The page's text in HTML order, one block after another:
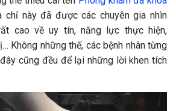
chỉ này đã được các chuyên gia nhìn
cao về uy tín, năng lực thực hiện,
Không những thế, các bệnh nhân từng
cũng đều để lại những lời khen tích